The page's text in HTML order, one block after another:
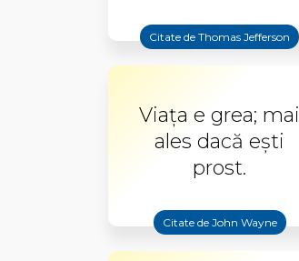
Citate de Thomas Jefferson
Viața e grea; mai
ales dacă ești
prost.
Citate de John Wayne